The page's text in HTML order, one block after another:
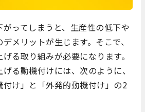
ってしまうと、生産性の低下や
メリットが生じます。そこで、
る取り組みが必要になります。
る動機付けには、次のように、
け」と「外発的動機付け」の2